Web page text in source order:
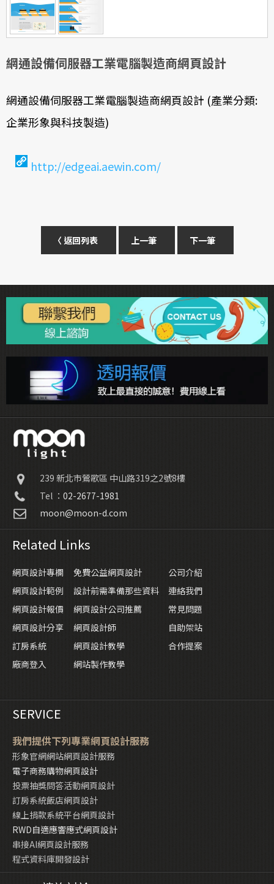
網通設備伺服器工業電腦製造商網頁設計
網通設備伺服器工業電腦製造商網頁設計 (產業分類:
企業形象與科技製造)
http://edgeai.aewin.com/
〈 返回列表 上一筆 下一筆
239 新北市鶯歌區 中山路319之2號8樓
Tel ： 02-2677-1981
moon@moon-d.com
Related Links
網頁設計專欄 免費公益網頁設計
公司介紹
網頁設計範例
設計前需準備那些資料
連絡我們
網頁設計報價
網頁設計公司推薦
常見問題
網頁設計分享
網頁設計師
自助架站
訂房系統
網頁設計教學
合作提案
廠商登入
網站製作教學
SERVICE
我們提供下列專業網頁設計服務
形象官網網站網頁設計服務
電子商務購物網頁設計
投票抽獎問答活動網頁設計
訂房系統飯店網頁設計
線上捐款系統平台網頁設計
RWD自適應響應式網頁設計
串接AI網頁設計服務
程式資料庫開發設計